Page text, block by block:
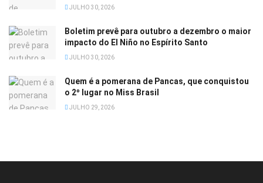
JULHO 30, 2026
Boletim prevê para outubro a dezembro o maior
impacto do El Niño no Espírito Santo
JULHO 30, 2026
Quem é a pomerana de Pancas, que conquistou
o 2º lugar no Miss Brasil
JULHO 29, 2026